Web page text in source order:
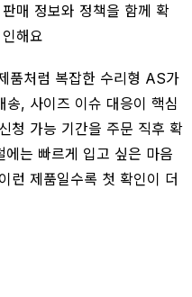
판매 정보와 정책을 함께 확
인해요
품처럼 복잡한 수리형 AS가
송, 사이즈 이슈 대응이 핵심
청 가능 기간을 주문 직후 확
는 빠르게 입고 싶은 마음
런 제품일수록 첫 확인이 더